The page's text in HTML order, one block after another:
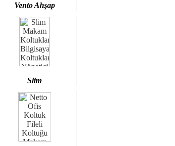
Vento Ahşap
Slim